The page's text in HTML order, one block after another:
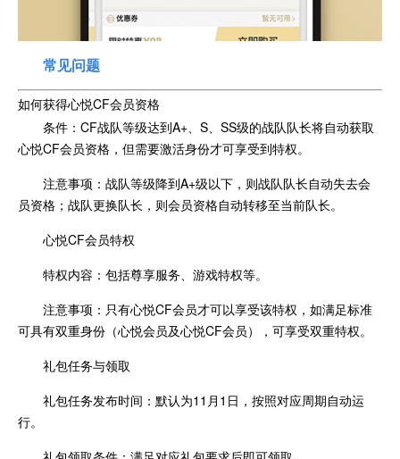
常见问题
如何获得心悦CF会员资格
条件：CF战队等级达到A+、S、SS级的战队队长将自动获取
心悦CF会员资格，但需要激活身份才可享受到特权。
注意事项：战队等级降到A+级以下，则战队队长自动失去会
员资格；战队更换队长，则会员资格自动转移至当前队长。
心悦CF会员特权
特权内容：包括尊享服务、游戏特权等。
注意事项：只有心悦CF会员才可以享受该特权，如满足标准
可具有双重身份（心悦会员及心悦CF会员），可享受双重特权。
礼包任务与领取
礼包任务发布时间：默认为11月1日，按照对应周期自动运
行。